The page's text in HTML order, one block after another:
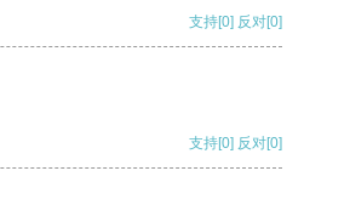
支持[0] 反对[0]
支持[0] 反对[0]